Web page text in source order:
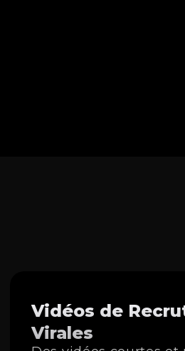
Vidéos de
Virales